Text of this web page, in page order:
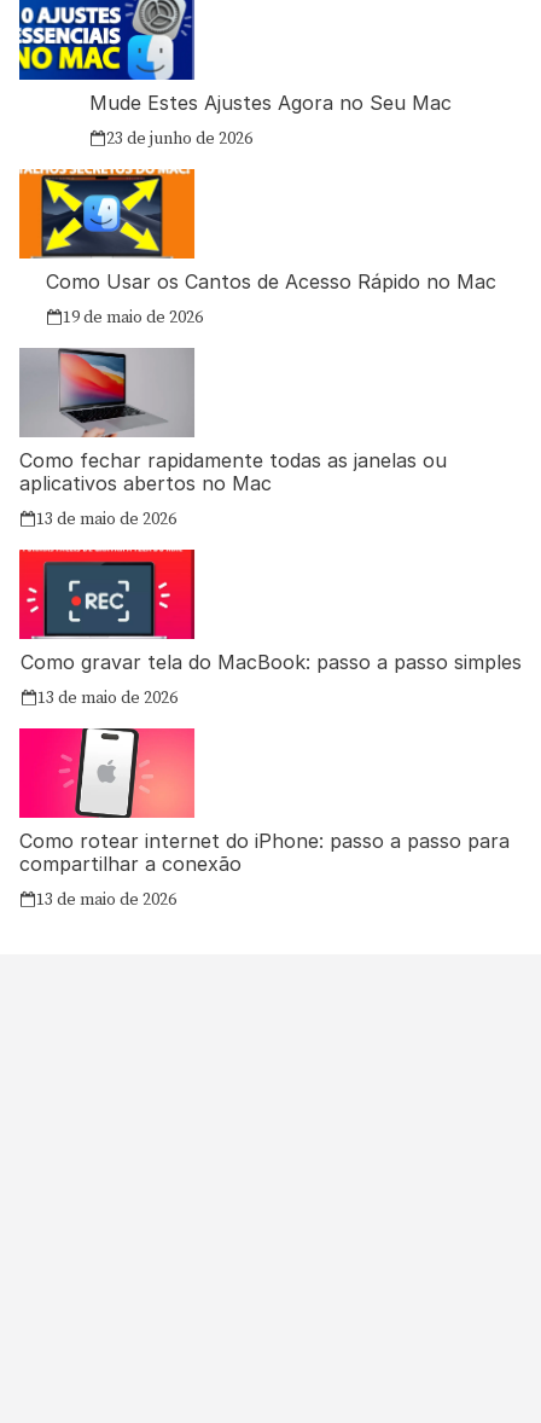
Mude Estes Ajustes Agora no Seu Mac
23 de junho de 2026
Como Usar os Cantos de Acesso Rápido no Mac
19 de maio de 2026
Como fechar rapidamente todas as janelas ou
aplicativos abertos no Mac
13 de maio de 2026
Como gravar tela do MacBook: passo a passo simples
13 de maio de 2026
Como rotear internet do iPhone: passo a passo para
compartilhar a conexão
13 de maio de 2026